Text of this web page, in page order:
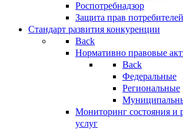
Роспотребнадзор
Защита прав
Стандарт развития конкуренции
Back
Нормативно правовые
Back
Федеральные
Региональные
Мониторинг состояния и
услуг